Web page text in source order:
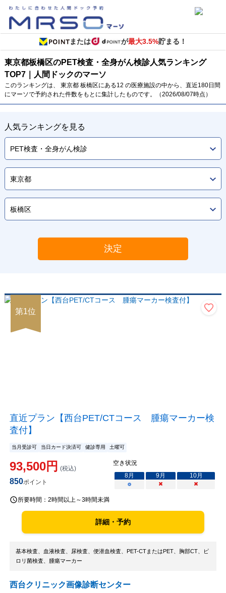
または が最大3.5%貯まる！
東京都板橋区のPET検査・全身がん検診人気ランキング
TOP7｜人間ドックのマーソ
このランキングは、 東京都 板橋区にある12 の医療施設の中から、直近180日間
にマーソで予約された件数をもとに集計したものです。（2026/08/07時点）
人気ランキングを見る
決定
第1位
直近プラン【西台PET/CTコース 腫瘍マーカー検
査付】
当月受診可 当日カード決済可 健診専用 土曜可
93,500円 (税込)
850ポイント
空き状況
8月 9月 10月
○
× ×
所要時間： 2時間以上～3時間未満
詳細・予約
基本検査、血液検査、尿検査、便潜血検査、PET-CTまたはPET、胸部CT、ピ
ロリ菌検査、腫瘍マーカー
西台クリニック画像診断センター